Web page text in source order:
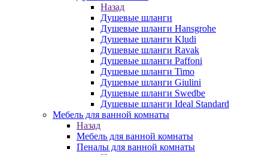
Назад
Душевые шланги
Душевые шланги Hansgrohe
Душевые шланги Kludi
Душевые шланги Ravak
Душевые шланги Paffoni
Душевые шланги Timo
Душевые шланги Giulini
Душевые шланги Swedbe
Душевые шланги Ideal Standard
Мебель для ванной комнаты
Назад
Мебель для ванной комнаты
Пеналы для ванной комнаты